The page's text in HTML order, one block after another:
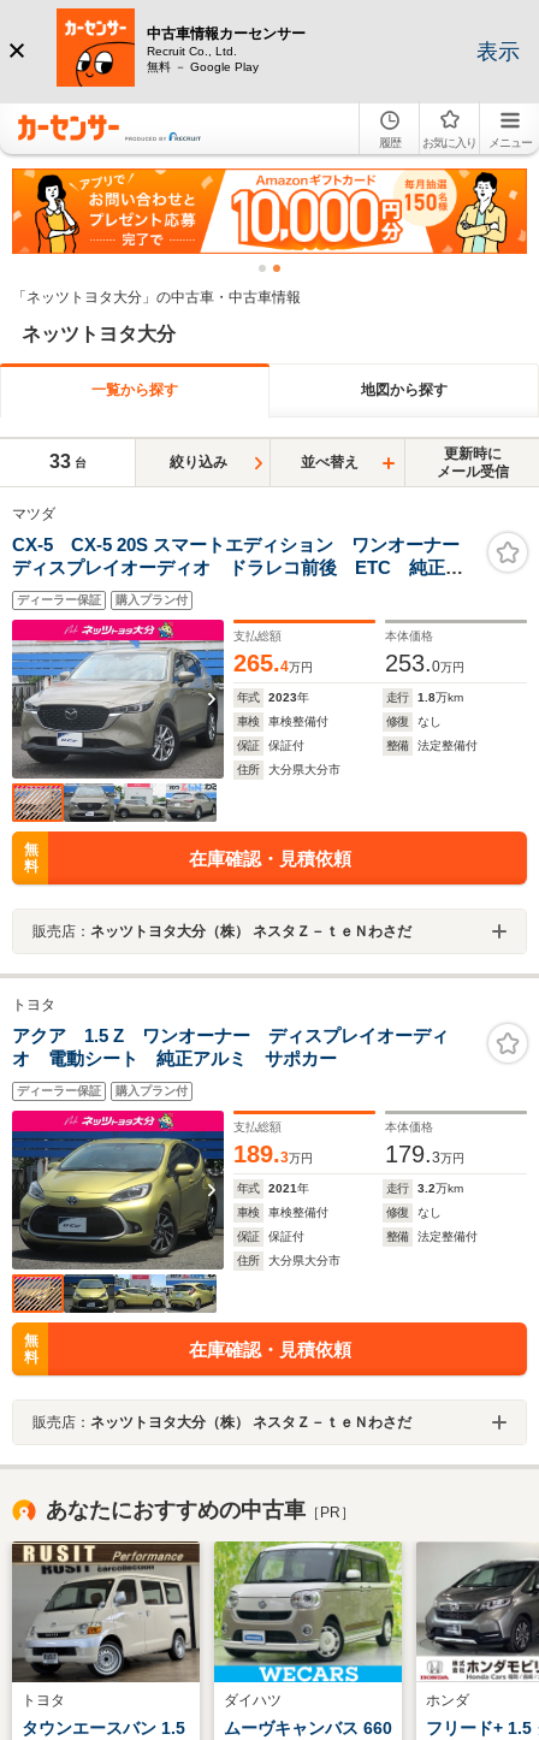
中古車情報カーセンサー
Recruit Co., Ltd.
無料 － Google Play
表示
履歴 お気に入り メニュー
「ネッツトヨタ大分」の中古車・中古車情報
ネッツトヨタ大分
一覧から探す 地図から探す
33 台 絞り込み 並べ替え
更新時に
メール受信
マツダ
CX-5 CX-5 20S スマートエディション ワンオーナー
ディスプレイオーディオ ドラレコ前後 ETC 純正ア
ルミ
ディーラー保証 購入プラン付
支払総額
265.4万円
本体価格
253.0万円
年式 2023年 走行 1.8万km
車検
車検整備付 修復
なし
保証
保証付 整備
法定整備付
住所
大分県大分市
無
料
在庫確認・見積依頼
販売店： ネッツトヨタ大分（株） ネスタＺ－ｔｅＮわさだ
トヨタ
アクア 1.5 Z ワンオーナー ディスプレイオーディ
オ 電動シート 純正アルミ サポカー
ディーラー保証 購入プラン付
支払総額
189.3万円
本体価格
179.3万円
年式 2021年 走行 3.2万km
車検
車検整備付 修復
なし
保証
保証付 整備
法定整備付
住所
大分県大分市
無
料
在庫確認・見積依頼
販売店： ネッツトヨタ大分（株） ネスタＺ－ｔｅＮわさだ
あなたにおすすめの中古車 ［PR］
トヨタ
タウンエースバン 1.5
ダイハツ
ムーヴキャンバス 660
ホンダ
フリード+ 1.5